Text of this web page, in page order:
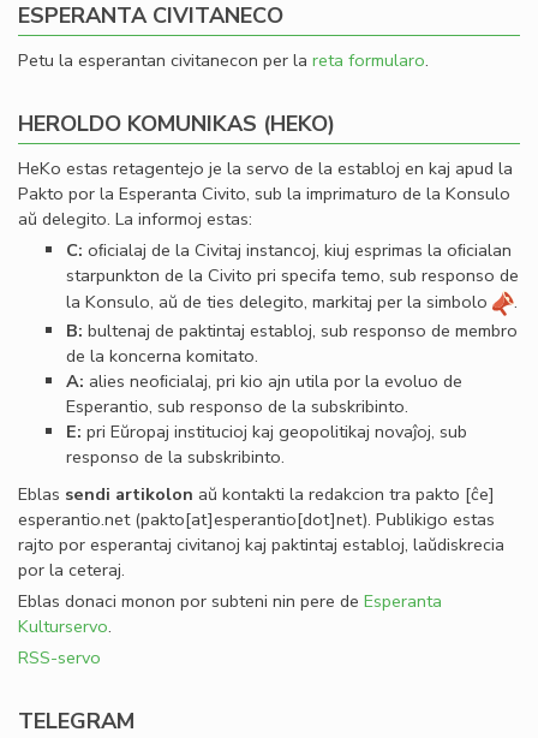
ESPERANTA CIVITANECO
Petu la esperantan civitanecon per la reta formularo.
HEROLDO KOMUNIKAS (HEKO)
HeKo estas retagentejo je la servo de la establoj en kaj apud la
Pakto por la Esperanta Civito, sub la imprimaturo de la Konsulo
aŭ delegito. La informoj estas:
C: oﬁcialaj de la Civitaj instancoj, kiuj esprimas la oﬁcialan
starpunkton de la Civito pri specifa temo, sub responso de
la Konsulo, aŭ de ties delegito, markitaj per la simbolo
.
B: bultenaj de paktintaj establoj, sub responso de membro
de la koncerna komitato.
A: alies neoﬁcialaj, pri kio ajn utila por la evoluo de
Esperantio, sub responso de la subskribinto.
E: pri Eŭropaj institucioj kaj geopolitikaj novaĵoj, sub
responso de la subskribinto.
Eblas sendi artikolon aŭ kontakti la redakcion tra pakto [ĉe]
esperantio.net(pakto[at]esperantio[dot]net). Publikigo estas
rajto por esperantaj civitanoj kaj paktintaj establoj, laŭdiskrecia
por la ceteraj.
Eblas donaci monon por subteni nin pere de Esperanta
Kulturservo.
RSS-servo
TELEGRAM